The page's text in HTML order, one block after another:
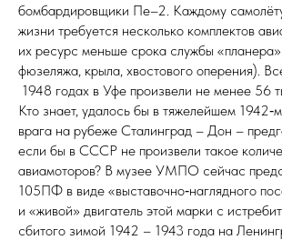
бомбардировщики Пе–2. Каждому
жизни требуется несколько комплектов
их ресурс меньше срока службы
фюзеляжа, крыла, хвостового оперения).
1948 годах в Уфе произвели не менее 56
Кто знает, удалось бы в тяжелейшем
врага на рубеже Сталинград – Дон –
если бы в СССР не произвели такое
авиамоторов? В музее УМПО сейчас
105ПФ в виде «выставочно‑наглядного
и «живой» двигатель этой марки с
сбитого зимой 1942 – 1943 го­да на